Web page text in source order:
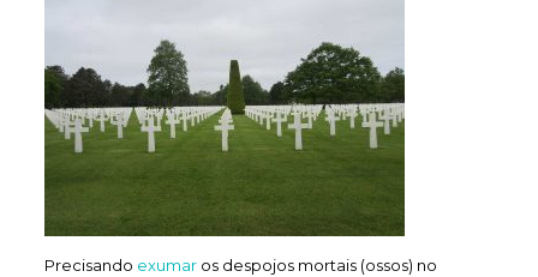
Precisando exumaros despojos mortais (ossos) no